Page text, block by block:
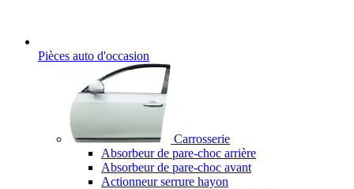
Pièces auto d'occasion
Carrosserie
Absorbeur de pare-choc arrière
Absorbeur de pare-choc avant
Actionneur serrure hayon